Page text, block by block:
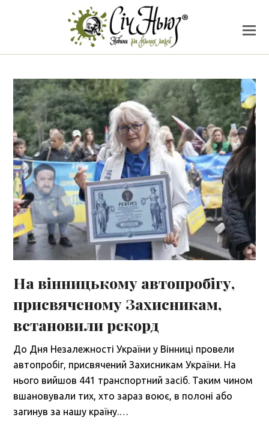
На вінницькому автопробігу,
присвяченому Захисникам,
встановили рекорд
До Дня Незалежності України у Вінниці провели
автопробіг, присвячений Захисникам України. На
нього вийшов 441 транспортний засіб. Таким чином
вшановували тих, хто зараз воює, в полоні або
загинув за нашу країну.…